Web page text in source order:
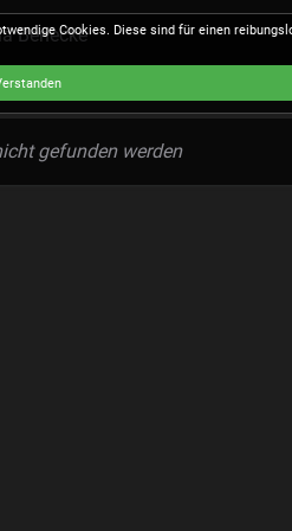
Benecke
gefunden werden
Cookies. Diese sind für einen